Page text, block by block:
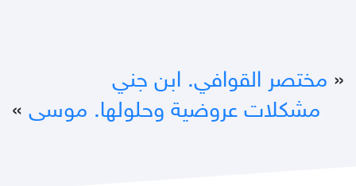
« مختصر القوافي. ابن جني
مشكلات عروضية وحلولها. موسى »